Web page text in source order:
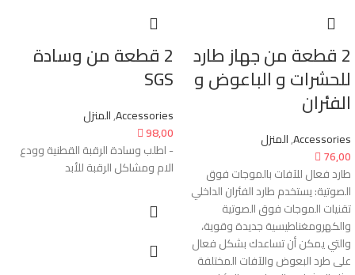
2 قطعة من جهاز طارد
للحشرات و الباعوض و
الفئران
Accessories
,المنزل
76,00
طارد فعال للآفات بالموجات فوق
الصوتية: يستخدم طارد الفئران الداخلي
تقنيات الموجات فوق الصوتية
والكهرومغناطيسية جديدة وقوية،
والتي يمكن أن تساعدك بشكل فعال
على طرد البعوض والآفات المختلفة
2 قطعة من وسادة
SGS
Accessories
,المنزل
98,00
- اطلب وسادة الرقبة القطنية وودع
الام ومشاكل الرقبة للأبد